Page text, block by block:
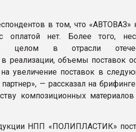
в том, что
оплатой нет. Более того,
в отрасли
реализации, объемы поставок
увеличение поставок в
— рассказал на
композиционных
НПП «ПОЛИПЛАСТИК»